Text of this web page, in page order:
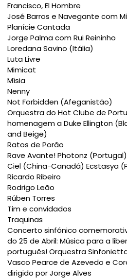
Francisco, El Hombre
José Barros e Navegante com
Planície Cantada
Jorge Palma com Rui Reininho
Loredana Savino (Itália)
Luta Livre
Mimicat
Mísia
Nenny
Not Forbidden (Afeganistão)
Orquestra do Hot Clube de
homenagem a Duke Ellington
and Beige)
Ratos de Porão
Rave Avante! Photonz
Ciel (China-Canadá) Ecstasya
Ricardo Ribeiro
Rodrigo Leão
Rúben Torres
Tim e convidados
Traquinas
Concerto sinfónico
do 25 de Abril: Música para a
português! Orquestra
Vasco Pearce de Azevedo e
dirigido por Jorge Alves